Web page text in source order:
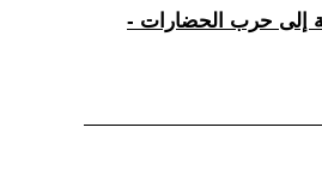
إلى حرب الحضارات -